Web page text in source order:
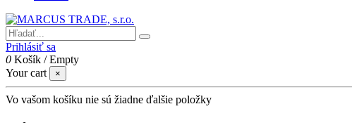
Prihlásiť sa
0 Košík /Empty
Your cart
×
Vo vašom košíku nie sú žiadne ďalšie položky